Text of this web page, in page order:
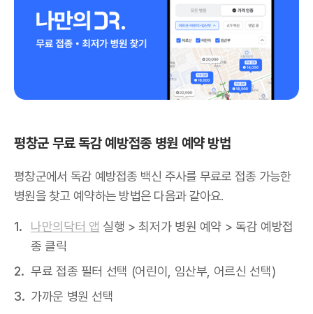
평창군 무료 독감 예방접종 병원 예약 방법
평창군에서 독감 예방접종 백신 주사를 무료로 접종 가능한
병원을 찾고 예약하는 방법은 다음과 같아요.
나만의닥터 앱 실행 > 최저가 병원 예약 > 독감 예방접
종 클릭
무료 접종 필터 선택 (어린이, 임산부, 어르신 선택)
가까운 병원 선택